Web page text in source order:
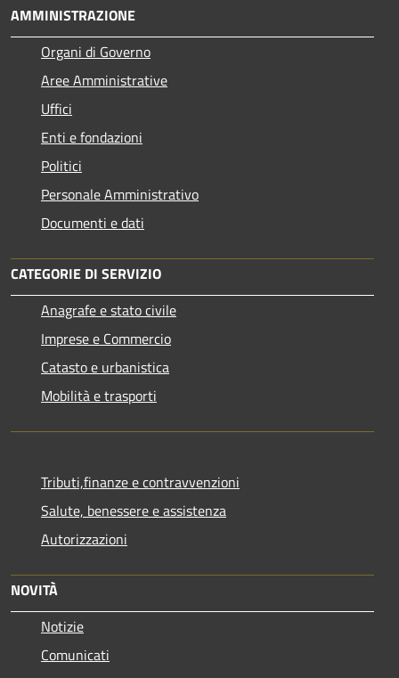
AMMINISTRAZIONE
Organi di Governo
Aree Amministrative
Uffici
Enti e fondazioni
Politici
Personale Amministrativo
Documenti e dati
CATEGORIE DI SERVIZIO
Anagrafe e stato civile
Imprese e Commercio
Catasto e urbanistica
Mobilità e trasporti
Tributi,finanze e contravvenzioni
Salute, benessere e assistenza
Autorizzazioni
NOVITÀ
Notizie
Comunicati